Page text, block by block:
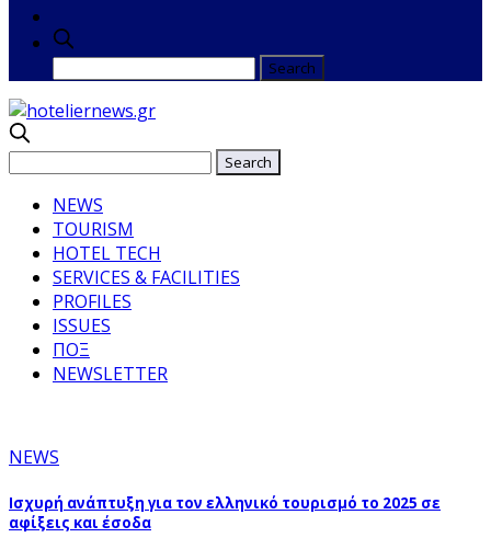
NEWS
TOURISM
HOTEL TECH
SERVICES & FACILITIES
PROFILES
ISSUES
ΠΟΞ
NEWSLETTER
NEWS
Ισχυρή ανάπτυξη για τον ελληνικό τουρισμό το 2025 σε
αφίξεις και έσοδα